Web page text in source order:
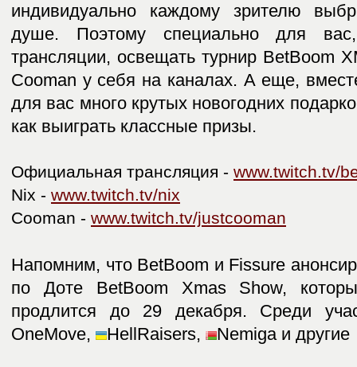
индивидуально каждому зрителю
душе. Поэтому специально для
трансляции, освещать турнир BetBoom
Cooman у себя на каналах. А еще,
для вас много крутых новогодних
как выиграть классные призы.
Официальная трансляция - www.twitch.tv/
Nix - www.twitch.tv/nix
Cooman - www.twitch.tv/justcooman
Напомним, что BetBoom и Fissure
по Доте BetBoom Xmas Show,
продлится до 29 декабря. Среди
OneMove,
HellRaisers, Nemiga и другие